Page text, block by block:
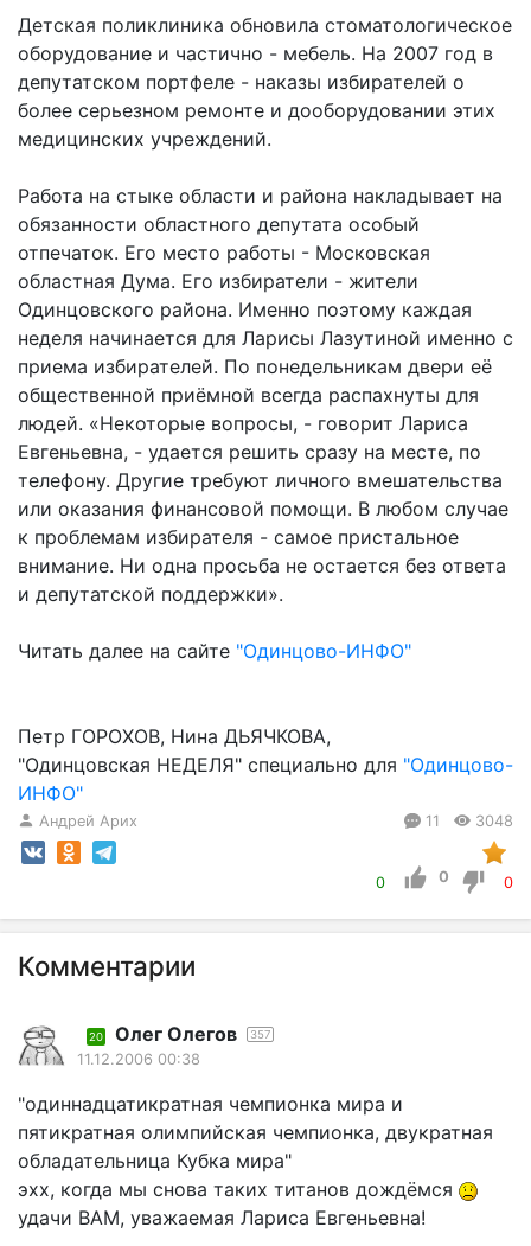
Детская поликлиника обновила стоматологическое
оборудование и частично - мебель. На 2007 год в
депутатском портфеле - наказы избирателей о
более серьезном ремонте и дооборудовании этих
медицинских учреждений.
Работа на стыке области и района накладывает на
обязанности областного депутата особый
отпечаток. Его место работы - Московская
областная Дума. Его избиратели - жители
Одинцовского района. Именно поэтому каждая
неделя начинается для Ларисы Лазутиной именно с
приема избирателей. По понедельникам двери её
общественной приёмной всегда распахнуты для
людей. «Некоторые вопросы, - говорит Лариса
Евгеньевна, - удается решить сразу на месте, по
телефону. Другие требуют личного вмешательства
или оказания финансовой помощи. В любом случае
к проблемам избирателя - самое пристальное
внимание. Ни одна просьба не остается без ответа
и депутатской поддержки».
Читать далее на сайте "Одинцово-ИНФО"
Петр ГОРОХОВ, Нина ДЬЯЧКОВА,
"Одинцовская НЕДЕЛЯ" специально для "Одинцово-
ИНФО"
Андрей Арих 11 3048
0 0 0
Комментарии
20 Олег Олегов 357
11.12.2006 00:38
"одиннадцатикратная чемпионка мира и
пятикратная олимпийская чемпионка, двукратная
обладательница Кубка мира"
эхх, когда мы снова таких титанов дождёмся
удачи ВАМ, уважаемая Лариса Евгеньевна!